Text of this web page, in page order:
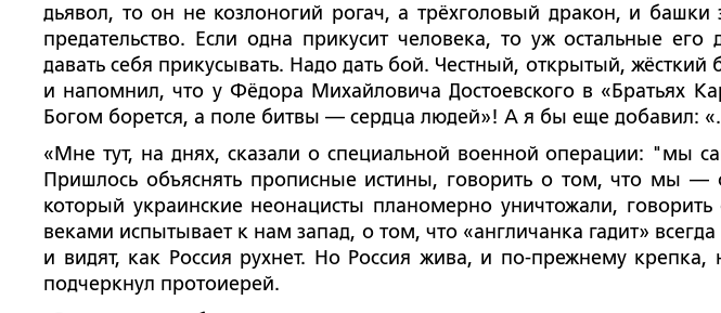
дьявол, то он не козлоногий рогач, а трёхголовый дракон, и башки
предательство. Если одна прикусит человека, то уж остальные его
давать себя прикусывать. Надо дать бой. Честный, открытый, жёсткий
и напомнил, что у Фёдора Михайловича Достоевского в «Братьях
Богом борется, а поле битвы — сердца людей»! А я бы еще добавил:
«Мне тут, на днях, сказали о специальной военной операции: "мы
Пришлось объяснять прописные истины, говорить о том, что мы —
который украинские неонацисты планомерно уничтожали,
веками испытывает к нам запад, о том, что «англичанка гадит» всегда
и видят, как Россия рухнет. Но Россия жива, и по-прежнему крепка,
подчеркнул протоиерей.